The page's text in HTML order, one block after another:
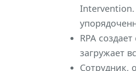
Intervention.
RPA
загружает
Сотрудник,